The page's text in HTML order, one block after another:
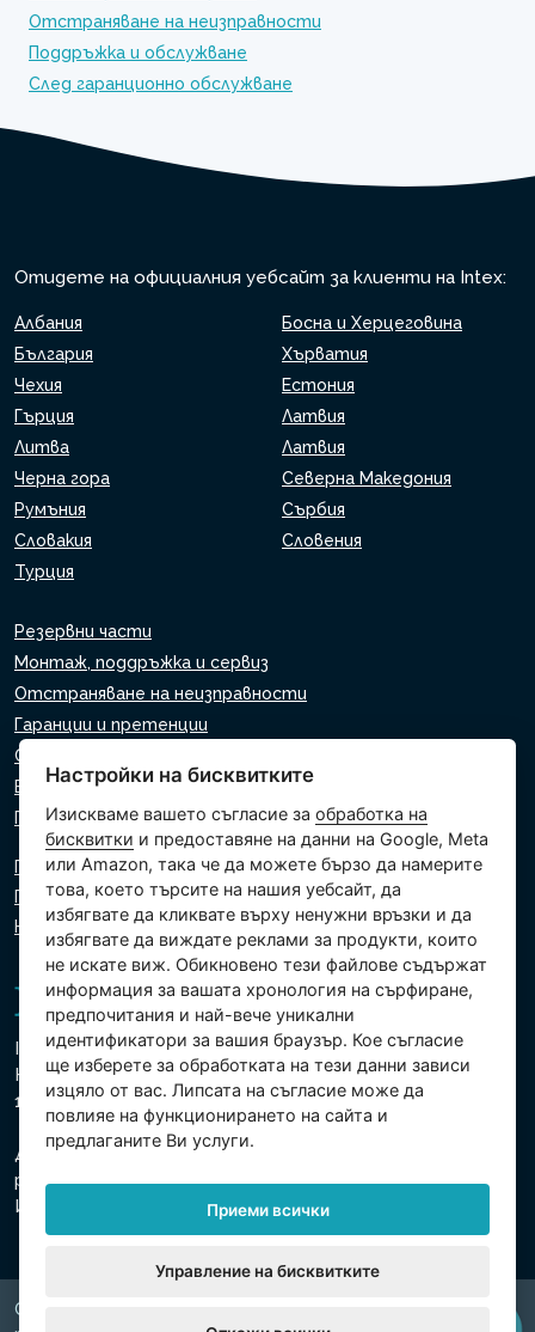
Отстраняване на неизправности
Поддръжка и обслужване
След гаранционно обслужване
Отидете на официалния уебсайт за клиенти на Intex:
Албания
Босна и Херцеговина
България
Хърватия
Чехия
Естония
Гърция
Латвия
Литва
Латвия
Черна гора
Северна Македония
Румъния
Сърбия
Словакия
Словения
Турция
Резервни части
Монтаж, поддръжка и сервиз
Отстраняване на неизправности
Гаранции и претенции
Списък на търговците на дребно
Виртуален асистент
Пишете ни
Политика за поверителност
Политика за използване на бисквитки
Настройки на бисквитките
Intex Trading, s.r.o.
Hradecká 2526/3
130 00 Прага 3 - Чешка република
Дружеството е регистрирано в Градския съд в Прага,
раздел В, вх. 74759
Ид.№ 26150808, Данъчен Ид.№ CZ26150808
Copyright © 2026 INTEX TRADING s.r.o. Všechna
Настройки на бисквитките
Изискваме вашето съгласие заобработка на
бисквитки и предоставяне на данни на Google, Meta
или Amazon, така че да можете бързо да намерите
това, което търсите на нашия уебсайт, да
избягвате да кликвате върху ненужни връзки и да
избягвате да виждате реклами за продукти, които
не искате виж. Обикновено тези файлове съдържат
информация за вашата хронология на сърфиране,
предпочитания и най-вече уникални
идентификатори за вашия браузър. Кое съгласие
ще изберете за обработката на тези данни зависи
изцяло от вас. Липсата на съгласие може да
повлияе на функционирането на сайта и
предлаганите Ви услуги.
Приеми всички
Управление на бисквитките